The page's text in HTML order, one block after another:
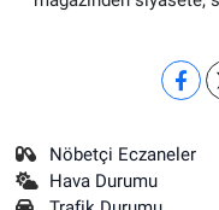
Nöbetçi Eczaneler
Hava Durumu